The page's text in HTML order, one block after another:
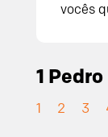
vocês
1 Pedro
1 2 3